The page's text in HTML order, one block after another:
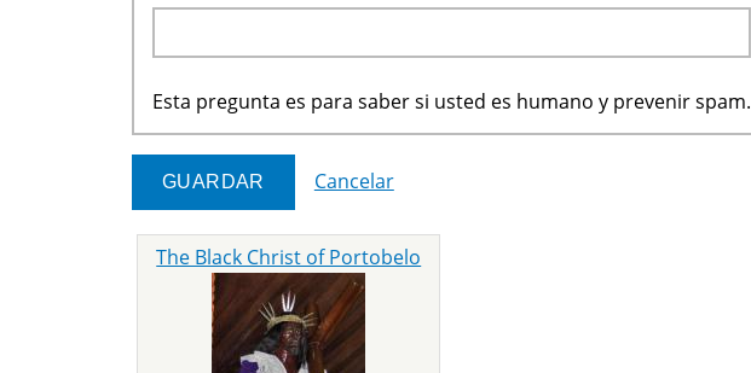
Esta pregunta es para saber si usted es humano y prevenir spam.
Cancelar
The Black Christ of Portobelo